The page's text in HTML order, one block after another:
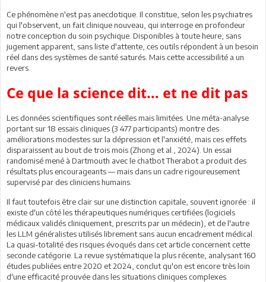
Ce phénomène n'est pas anecdotique. Il constitue, selon les psychiatres
qui l'observent, un fait clinique nouveau, qui interroge en profondeur
notre conception du soin psychique. Disponibles à toute heure, sans
jugement apparent, sans liste d'attente, ces outils répondent à un besoin
réel dans des systèmes de santé saturés. Mais cette accessibilité a un
revers.
Ce que la science dit… et ne dit pas
Les données scientifiques sont réelles mais limitées. Une méta-analyse
portant sur 18 essais cliniques (3 477 participants) montre des
améliorations modestes sur la dépression et l'anxiété, mais ces effets
disparaissent au bout de trois mois (Zhong et al., 2024). Un essai
randomisé mené à Dartmouth avec le chatbot Therabot a produit des
résultats plus encourageants — mais dans un cadre rigoureusement
supervisé par des cliniciens humains.
Il faut toutefois être clair sur une distinction capitale, souvent ignorée : il
existe d'un côté les thérapeutiques numériques certifiées (logiciels
médicaux validés cliniquement, prescrits par un médecin), et de l'autre
les LLM généralistes utilisés librement sans aucun encadrement médical.
La quasi-totalité des risques évoqués dans cet article concernent cette
seconde catégorie. La revue systématique la plus récente, analysant 160
études publiées entre 2020 et 2024, conclut qu'on est encore très loin
d'une efficacité prouvée dans les situations cliniques complexes.